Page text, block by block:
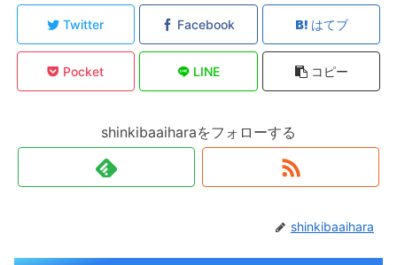
Twitter Facebook はてブ
Pocket LINE コピー
shinkibaaiharaをフォローする
shinkibaaihara